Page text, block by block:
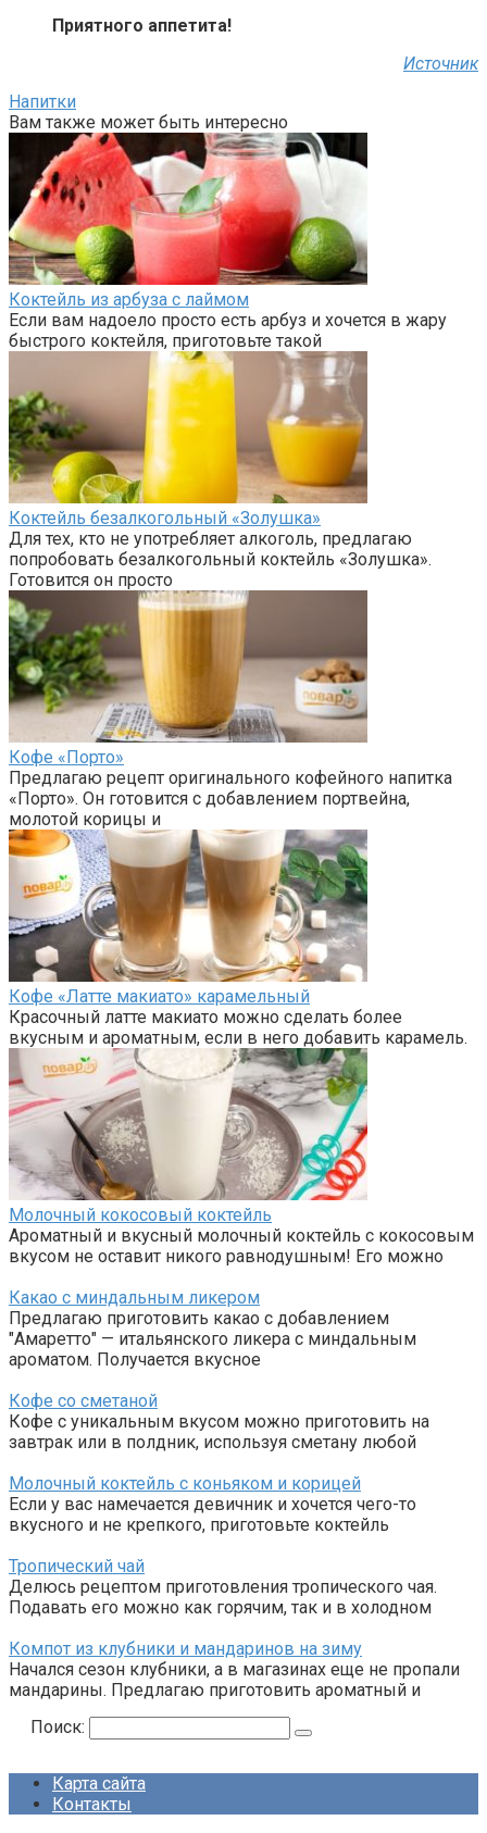
Приятного аппетита!
Источник
Напитки
Вам также может быть интересно
Коктейль из арбуза с лаймом
Если вам надоело просто есть арбуз и хочется в жару
быстрого коктейля, приготовьте такой
Коктейль безалкогольный «Золушка»
Для тех, кто не употребляет алкоголь, предлагаю
попробовать безалкогольный коктейль «Золушка».
Готовится он просто
Кофе «Порто»
Предлагаю рецепт оригинального кофейного напитка
«Порто». Он готовится с добавлением портвейна,
молотой корицы и
Кофе «Латте макиато» карамельный
Красочный латте макиато можно сделать более
вкусным и ароматным, если в него добавить карамель.
Молочный кокосовый коктейль
Ароматный и вкусный молочный коктейль с кокосовым
вкусом не оставит никого равнодушным! Его можно
Какао с миндальным ликером
Предлагаю приготовить какао с добавлением
"Амаретто" — итальянского ликера с миндальным
ароматом. Получается вкусное
Кофе со сметаной
Кофе с уникальным вкусом можно приготовить на
завтрак или в полдник, используя сметану любой
Молочный коктейль с коньяком и корицей
Если у вас намечается девичник и хочется чего-то
вкусного и не крепкого, приготовьте коктейль
Тропический чай
Делюсь рецептом приготовления тропического чая.
Подавать его можно как горячим, так и в холодном
Компот из клубники и мандаринов на зиму
Начался сезон клубники, а в магазинах еще не пропали
мандарины. Предлагаю приготовить ароматный и
Поиск:
Карта сайта
Контакты